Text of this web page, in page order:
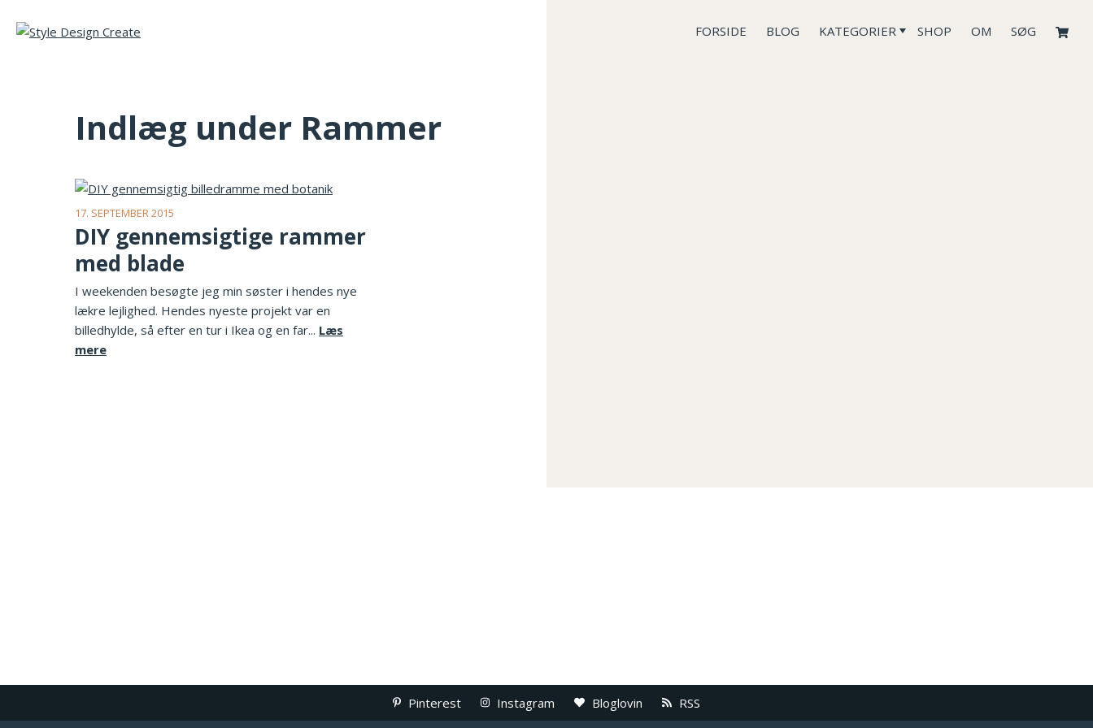
FORSIDE BLOG KATEGORIER SHOP OM SØG
Indlæg under Rammer
17. SEPTEMBER 2015
DIY gennemsigtige rammer
med blade
I weekenden besøgte jeg min søster i hendes nye
lækre lejlighed. Hendes nyeste projekt var en
billedhylde, så efter en tur i Ikea og en far... Læs
mere
Pinterest Instagram Bloglovin RSS